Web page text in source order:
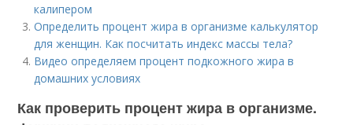
калипером
Определить процент жира в организме калькулятор
для женщин. Как посчитать индекс массы тела?
Видео определяем процент подкожного жира в
домашних условиях
Как проверить процент жира в организме.